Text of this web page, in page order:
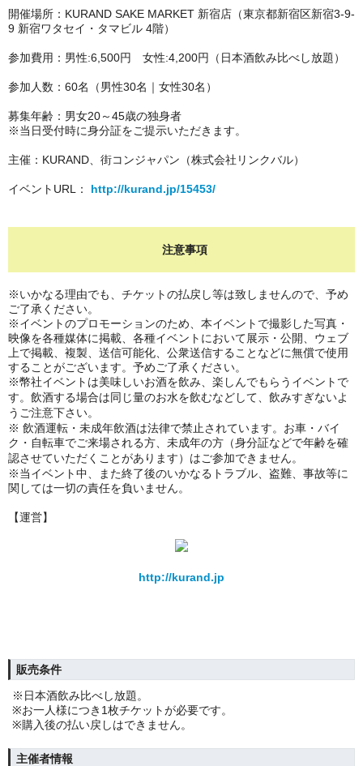
開催場所：KURAND SAKE MARKET 新宿店（東京都新宿区新宿3-9-
9 新宿ワタセイ・タマビル 4階）
参加費用：男性:6,500円 女性:4,200円（日本酒飲み比べし放題）
参加人数：60名（男性30名｜女性30名）
募集年齢：男女20～45歳の独身者
※当日受付時に身分証をご提示いただきます。
主催：KURAND、街コンジャパン（株式会社リンクバル）
イベントURL： http://kurand.jp/15453/
注意事項
※いかなる理由でも、チケットの払戻し等は致しませんので、予め
ご了承ください。
※イベントのプロモーションのため、本イベントで撮影した写真・
映像を各種媒体に掲載、各種イベントにおいて展示・公開、ウェブ
上で掲載、複製、送信可能化、公衆送信することなどに無償で使用
することがございます。予めご了承ください。
※幣社イベントは美味しいお酒を飲み、楽しんでもらうイベントで
す。 飲酒する場合は同じ量のお水を飲むなどして、飲みすぎないよ
うご注意下さい。
※ 飲酒運転・未成年飲酒は法律で禁止されています。お車・バイ
ク・自転車でご来場される方、未成年の方 （身分証などで年齢を確
認させていただくことがあります）はご参加できません。
※当イベント中、また終了後のいかなるトラブル、盗難、事故等に
関しては一切の責任を負いません。
【運営】
http://kurand.jp
販売条件
※日本酒飲み比べし放題。
※お一人様につき1枚チケットが必要です。
※購入後の払い戻しはできません。
主催者情報